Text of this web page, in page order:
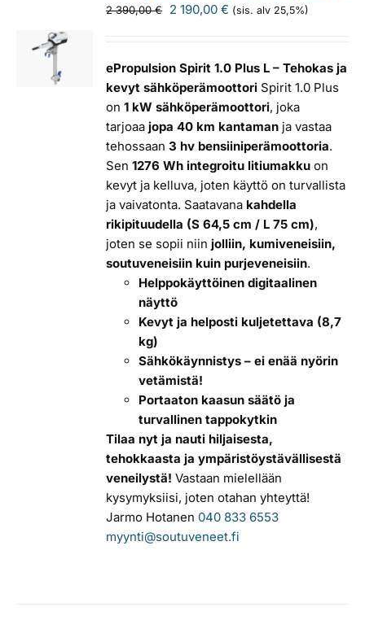
2 390,00€
Alkuperäinen
2
390,00 €.
2 190,00€ Nykyinen
2
190,00 €.
(sis. alv 25,5%)
ePropulsion Spirit 1.0 Plus L – Tehokas ja
kevyt sähköperämoottori Spirit 1.0 Plus
on1 kW sähköperämoottori, joka
tarjoaajopa 40 km kantaman ja vastaa
tehossaan3 hv bensiiniperämoottoria.
Sen1276 Wh integroitu litiumakku on
kevyt ja kelluva, joten käyttö on turvallista
ja vaivatonta. Saatavana kahdella
rikipituudella (S 64,5 cm / L 75 cm),
joten se sopii niinjolliin, kumiveneisiin,
soutuveneisiin kuin purjeveneisiin.
Helppokäyttöinen digitaalinen
näyttö
Kevyt ja helposti kuljetettava (8,7
kg)
Sähkökäynnistys – ei enää nyörin
vetämistä!
Portaaton kaasun säätö ja
turvallinen tappokytkin
Tilaa nyt ja nauti hiljaisesta,
tehokkaasta ja ympäristöystävällisestä
veneilystä! Vastaan mielellään
kysymyksiisi, joten otahan yhteyttä!
Jarmo Hotanen 040 833 6553
myynti@soutuveneet.fi